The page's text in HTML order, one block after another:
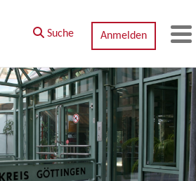
Suche Anmelden